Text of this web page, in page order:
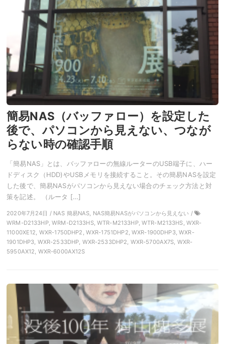
簡易NAS（バッファロー）を設定した
後で、パソコンから見えない、つなが
らない時の確認手順
「簡易NAS」とは、バッファローの無線ルーターのUSB端子に、ハー
ドディスク（HDD)やUSBメモリを接続すること。その簡易NASを設定
した後で、簡易NASがパソコンから見えない場合のチェック方法と対
策を記述。 （ルータ […]
2020年7月24日 / NAS 簡易NAS, NAS簡易NASがパソコンから見えない /
WRM-D2133HP, WRM-D2133HS, WTR-M2133HP, WTR-M2133HS, WXR-
11000XE12, WXR-1750DHP2, WXR-1751DHP2, WXR-1900DHP3, WXR-
1901DHP3, WXR-2533DHP, WXR-2533DHP2, WXR-5700AX7S, WXR-
5950AX12, WXR-6000AX12S